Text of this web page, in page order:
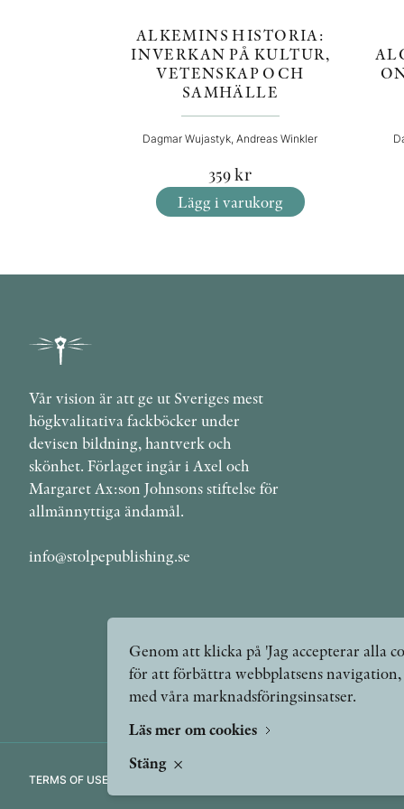
ALKEMINS HISTORIA:
INVERKAN PÅ KULTUR,
VETENSKAP OCH
SAMHÄLLE
Dagmar Wujastyk, Andreas Winkler
359kr
Lägg i varukorg
Vår vision är att ge ut Sveriges mest
högkvalitativa fackböcker under
devisen bildning, hantverk och
skönhet. Förlaget ingår i Axel och
Margaret Ax:son Johnsons stiftelse för
allmännyttiga ändamål.
info@stolpepublishing.se
TERMS OF USE
Genom att klicka på 'Jag accepterar alla
för att förbättra webbplatsens
med våra marknadsföringsinsatser.
Läs mer om cookies
Stäng